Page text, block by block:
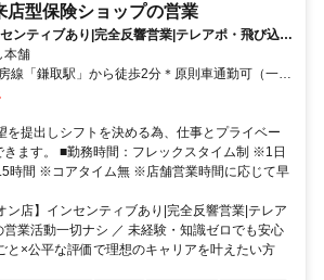
店型保険ショップの営業
ンティブあり|完全反響営業|テレアポ・飛び込み
本舗
線「鎌取駅」から徒歩2分＊原則車通勤可（一部
ご相談ください）
提出しシフトを決める為、仕事とプライベー
きます。 ■勤務時間：フレックスタイム制 ※1日
時間 ※コアタイム無 ※店舗営業時間に応じて早
ン店】インセンティブあり|完全反響営業|テレア
業活動一切ナシ ／ 未経験・知識ゼロでも安心
と×公平な評価で理想のキャリアを叶えたい方